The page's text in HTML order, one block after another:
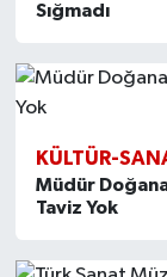
Sığmadı
KÜLTÜR-
Müdür
Taviz Yok